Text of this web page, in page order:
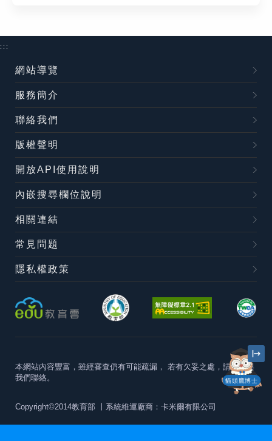
貓頭鷹博士
:::
網站導覽
服務簡介
聯絡我們
版權聲明
開放API使用說明
內嵌搜尋欄位說明
相關連結
常見問題
隱私權政策
本網站內容豐富，雖經審查仍有可能疏漏， 若有欠妥之處，請隨時與
我們聯絡。
Copyright©2014教育部 丨系統維運廠商：卡米爾有限公司